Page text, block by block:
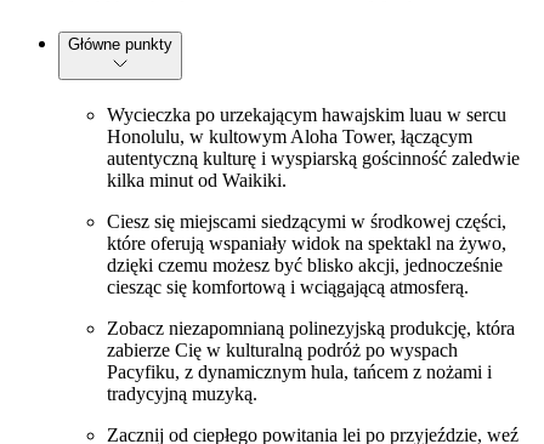
Główne punkty
Wycieczka po urzekającym hawajskim luau w sercu
Honolulu, w kultowym Aloha Tower, łączącym
autentyczną kulturę i wyspiarską gościnność zaledwie
kilka minut od Waikiki.
Ciesz się miejscami siedzącymi w środkowej części,
które oferują wspaniały widok na spektakl na żywo,
dzięki czemu możesz być blisko akcji, jednocześnie
ciesząc się komfortową i wciągającą atmosferą.
Zobacz niezapomnianą polinezyjską produkcję, która
zabierze Cię w kulturalną podróż po wyspach
Pacyfiku, z dynamicznym hula, tańcem z nożami i
tradycyjną muzyką.
Zacznij od ciepłego powitania lei po przyjeździe, weź